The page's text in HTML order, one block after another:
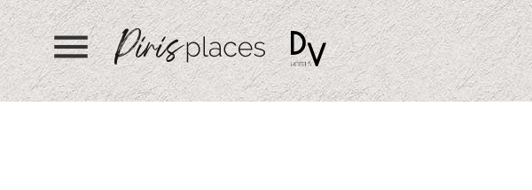
menu